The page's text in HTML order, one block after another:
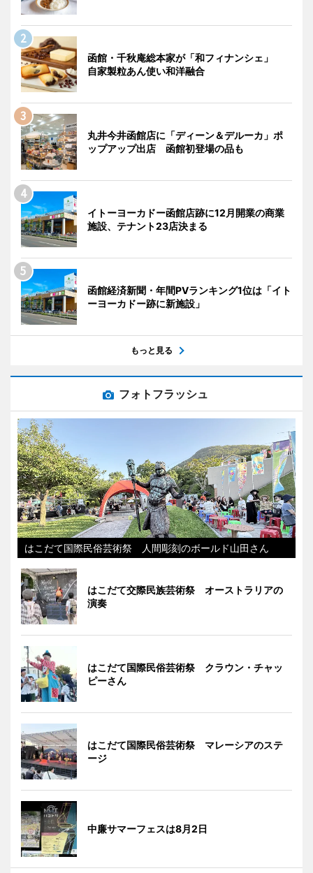
函館・千秋庵総本家が「和フィナンシェ」
自家製粒あん使い和洋融合
丸井今井函館店に「ディーン＆デルーカ」ポ
ップアップ出店 函館初登場の品も
イトーヨーカドー函館店跡に12月開業の商業
施設、テナント23店決まる
函館経済新聞・年間PVランキング1位は「イト
ーヨーカドー跡に新施設」
もっと見る
フォトフラッシュ
はこだて国際民俗芸術祭 人間彫刻のボールド山田さん
はこだて交際民族芸術祭 オーストラリアの
演奏
はこだて国際民俗芸術祭 クラウン・チャッ
ピーさん
はこだて国際民俗芸術祭 マレーシアのステ
ージ
中廉サマーフェスは8月2日